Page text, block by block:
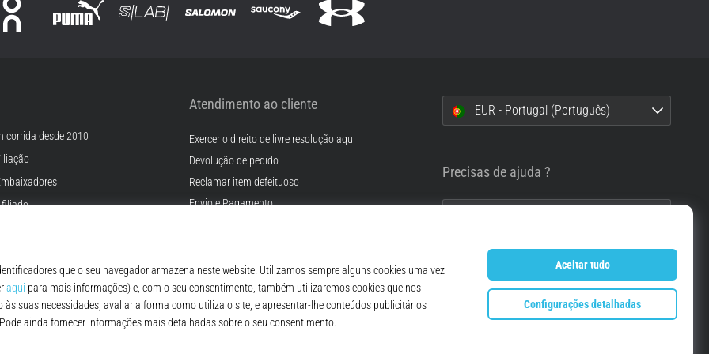
corrida desde 2010
Atendimento ao cliente
Exercer o direito de livre resolução aqui
Devolução de pedido
Reclamar item defeituoso
Envio e Pagamento
FAQ - Perguntas Frequentes
Regulamento de Proteção de Dados Pessoais
EUR - Portugal (Português)
Precisas de ajuda ?